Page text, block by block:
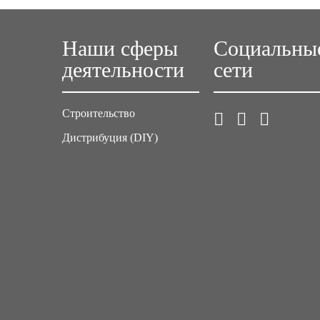
Наши сферы
деятельности
Строительство
Дистрибуция (DIY)
сети